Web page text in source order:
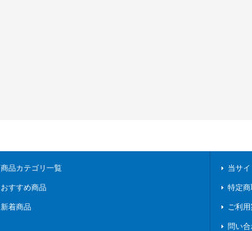
商品カテゴリ一覧
おすすめ商品
新着商品
当サ
特定
ご利
問い合